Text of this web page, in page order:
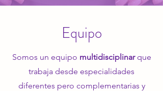
Equipo
Somos un equipo multidisciplinarque
trabaja desde especialidades
diferentes pero complementarias y